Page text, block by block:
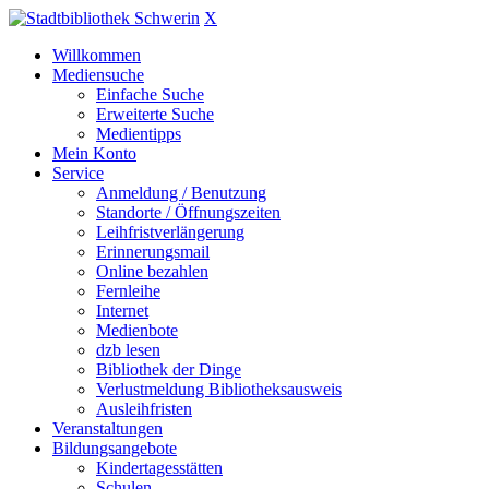
X
Willkommen
Mediensuche
Einfache Suche
Erweiterte Suche
Medientipps
Mein Konto
Service
Anmeldung / Benutzung
Standorte / Öffnungszeiten
Leihfristverlängerung
Erinnerungsmail
Online bezahlen
Fernleihe
Internet
Medienbote
dzb lesen
Bibliothek der Dinge
Verlustmeldung Bibliotheksausweis
Ausleihfristen
Veranstaltungen
Bildungsangebote
Kindertagesstätten